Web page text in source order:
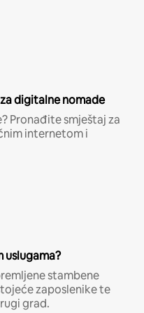
digitalne nomade
Pronađite smještaj za
internetom i
uslugama?
stambene
zaposlenike te
grad.